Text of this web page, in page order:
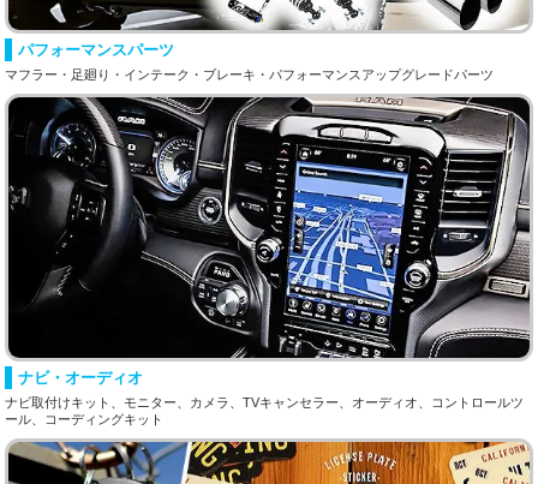
パフォーマンスパーツ
マフラー・足廻り・インテーク・ブレーキ・パフォーマンスアップグレードパーツ
ナビ・オーディオ
ナビ取付けキット、モニター、カメラ、TVキャンセラー、オーディオ、コントロールツ
ール、コーディングキット